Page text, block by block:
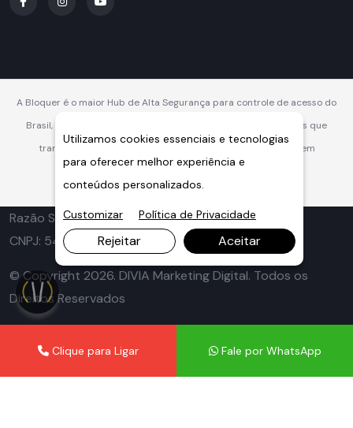
A Bloquer é o maior Hub de Alta Segurança para controle de acesso do
Brasil, oferecendo soluções integradas, robustas e inteligentes que
transformam a segurança veicular e perimetral em vantagem
competitiva.
Razão Social: Concertinas Ouriço - Grupo Bloquer
CNPJ: 54.369.286/0001-06
© Copyright 2026. DIVIA Marketing Digital. Todos os
Direitos Reservados
Clique para Ligar Fale por WhatsApp
Utilizamos cookies essenciais e tecnologias
para oferecer melhor experiência e
conteúdos personalizados.
Customizar Política de Privacidade
Rejeitar Aceitar